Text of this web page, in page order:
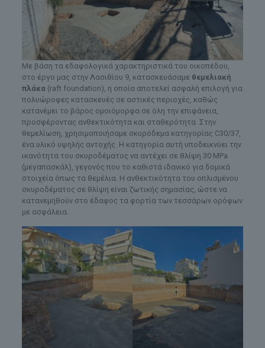
Με βάση τα εδαφολογικά χαρακτηριστικά του οικοπέδου,
στο έργο μας στην Λασιθίου 9, κατασκευάσαμε θεμελιακή
πλάκα (raft foundation), η οποία αποτελεί ασφαλή επιλογή για
πολυώροφες κατασκευές σε αστικές περιοχές, καθώς
κατανέμει το βάρος ομοιόμορφα σε όλη την επιφάνεια,
προσφέροντας ανθεκτικότητα και σταθερότητα. Στην
θεμελίωση, χρησιμοποιήσαμε σκυρόδεμα κατηγορίας C30/37,
ένα υλικό υψηλής αντοχής. Η κατηγορία αυτή υποδεικνύει την
ικανότητα του σκυροδέματος να αντέχει σε θλίψη 30 MPa
(μεγαπασκάλ), γεγονός που το καθιστά ιδανικό για δομικά
στοιχεία όπως τα θεμέλια. Η ανθεκτικότητα του οπλισμένου
σκυροδέματος σε θλίψη είναι ζωτικής σημασίας, ώστε να
κατανεμηθούν στο έδαφος τα φορτία των τεσσάρων ορόφων
με ασφάλεια.